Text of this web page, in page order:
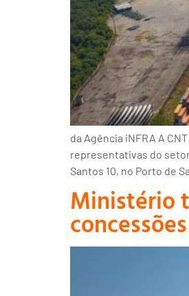
da Agência iNFRA A
representativas do
Santos 10, no Porto de
Ministério